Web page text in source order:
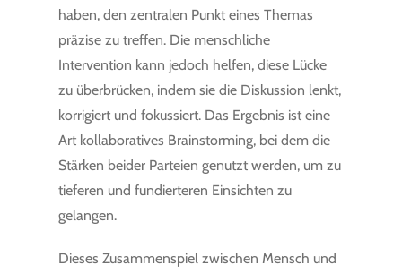
haben, den zentralen Punkt eines Themas
präzise zu treffen. Die menschliche
Intervention kann jedoch helfen, diese Lücke
zu überbrücken, indem sie die Diskussion lenkt,
korrigiert und fokussiert. Das Ergebnis ist eine
Art kollaboratives Brainstorming, bei dem die
Stärken beider Parteien genutzt werden, um zu
tieferen und fundierteren Einsichten zu
gelangen.
Dieses Zusammenspiel zwischen Mensch und